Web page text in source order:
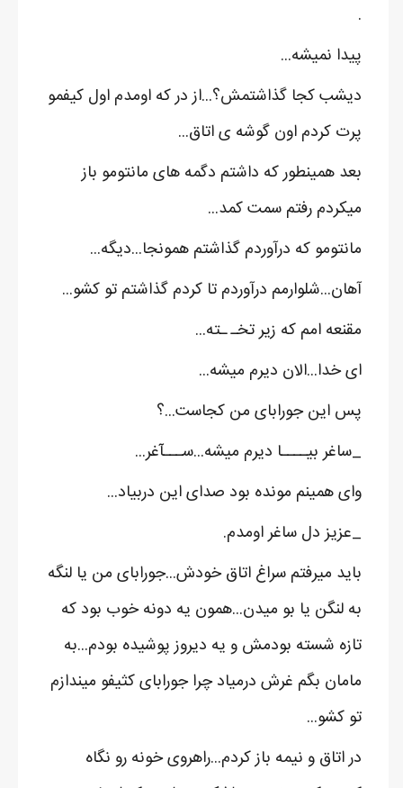
.
پیدا نمیشه...
دیشب کجا گذاشتمش؟...از در که اومدم اول کیفمو
پرت کردم اون گوشه ی اتاق...
بعد همینطور که داشتم دگمه های مانتومو باز
میکردم رفتم سمت کمد...
مانتومو که درآوردم گذاشتم همونجا...دیگه...
آهان...شلوارمم درآوردم تا کردم گذاشتم تو کشو...
مقنعه امم که زیر تخـ ـته...
ای خدا...الان دیرم میشه...
پس این جورابای من کجاست...؟
_ساغر بیــــا دیرم میشه...ســـآغر...
وای همینم مونده بود صدای این دربیاد...
_عزیز دل ساغر اومدم.
باید میرفتم سراغ اتاق خودش...جورابای من یا لنگه
به لنگن یا بو میدن...همون یه دونه خوب بود که
تازه شسته بودمش و یه دیروز پوشیده بودم...به
مامان بگم غرش درمیاد چرا جورابای کثیفو میندازم
تو کشو...
در اتاق و نیمه باز کردم...راهروی خونه رو نگاه